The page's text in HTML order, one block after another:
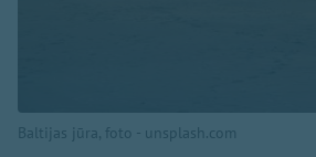
Baltijas jūra, foto - unsplash.com